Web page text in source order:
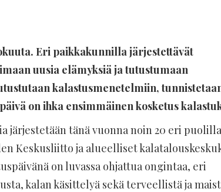
Eri paikkakunnilla järjestettävät
uusia elämyksiä ja tutustumaan
kalastusmenetelmiin,
on ihka ensimmäinen kosketus
järjestetään tänä vuonna noin 20 eri puolilla
Keskusliitto ja alueelliset
on luvassa ohjattua ongintaa, eri
kalan käsittelyä sekä terveellistä ja